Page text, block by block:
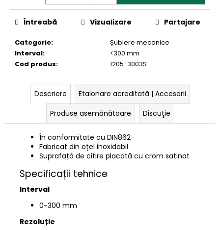
Categorie:
Șublere mecanice
Interval:
<300 mm
Cod produs: 1205-3003S
Întreabă Vizualizare Partajare
Descriere
Etalonare acreditată | Accesorii
Produse asemănătoare
Discuţie
În conformitate cu DIN862
Fabricat din oțel inoxidabil
Suprafață de citire placată cu crom satinat
Specificații tehnice
Interval
0-300 mm
Rezoluție